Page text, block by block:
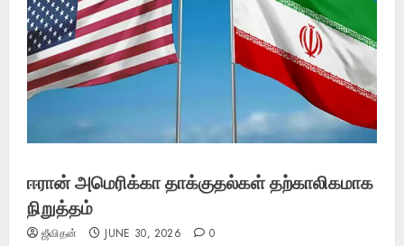
ஈரான் அமெரிக்கா தாக்குதல்கள் தற்காலிகமாக
நிறுத்தம்
ஜீவிதன் JUNE 30, 2026 0